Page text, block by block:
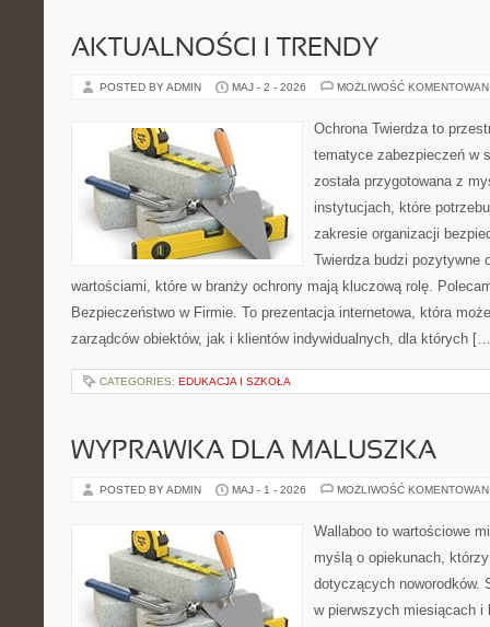
AKTUALNOŚCI I TRENDY
POSTED BY ADMIN MAJ - 2 - 2026 MOŻLIWOŚĆ
Ochrona Twierdza to
tematyce zabezpieczeń w
została przygotowana z
instytucjach, które
zakresie organizacji
Twierdza budzi pozytywne
wartościami, które w branży ochrony mają kluczową rolę.
Bezpieczeństwo w Firmie. To prezentacja internetowa, która
zarządców obiektów, jak i klientów indywidualnych, dla których
CATEGORIES: EDUKACJA I SZKOŁA
WYPRAWKA DLA MALUSZKA
POSTED BY ADMIN MAJ - 1 - 2026 MOŻLIWOŚĆ
Wallaboo to wartościowe
myślą o opiekunach,
dotyczących noworodków.
w pierwszych miesiącach